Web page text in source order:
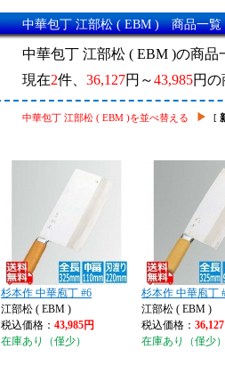
中華包丁 江部松 ( EBM ) 商品一覧
中華包丁 江部松 ( EBM )の商品
現在2件、 36,127円～43,985円
中華包丁 江部松 ( EBM )を並べ替える [
杉本作 中華庖丁 #6
江部松 ( EBM )
税込価格： 43,985円
在庫あり（僅少）
杉本作 中華庖丁
江部松 ( EBM )
税込価格：
在庫あり（僅少